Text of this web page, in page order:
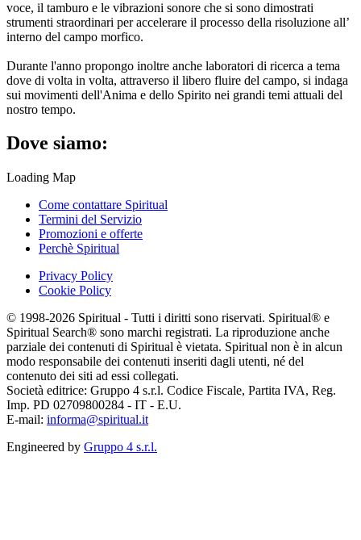
voce, il tamburo e le vibrazioni sonore che si sono dimostrati
strumenti straordinari per accelerare il processo della risoluzione all’
interno del campo morfico.
Durante l'anno propongo inoltre anche laboratori di ricerca a tema
dove di volta in volta, attraverso il libero fluire del campo, si indaga
sui movimenti dell'Anima e dello Spirito nei grandi temi attuali del
nostro tempo.
Dove siamo:
Loading Map
Come contattare Spiritual
Termini del Servizio
Promozioni e offerte
Perchè Spiritual
Privacy Policy
Cookie Policy
© 1998-2026 Spiritual - Tutti i diritti sono riservati. Spiritual® e
Spiritual Search® sono marchi registrati. La riproduzione anche
parziale dei contenuti di Spiritual è vietata. Spiritual non è in alcun
modo responsabile dei contenuti inseriti dagli utenti, né del
contenuto dei siti ad essi collegati.
Società editrice: Gruppo 4 s.r.l. Codice Fiscale, Partita IVA, Reg.
Imp. PD 02709800284 - IT - E.U.
E-mail: informa@spiritual.it
Engineered by Gruppo 4 s.r.l.